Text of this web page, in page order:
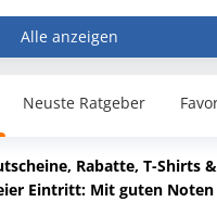
Alle anzeigen
Neuste Ratgeber
Rabatte, T-Shirts &
Eintritt: Mit guten Noten